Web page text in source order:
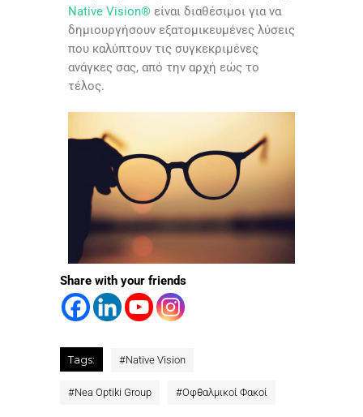
Native Vision® είναι διαθέσιμοι για να
δημιουργήσουν εξατομικευμένες λύσεις
που καλύπτουν τις συγκεκριμένες
ανάγκες σας, από την αρχή εώς το
τέλος.
Share with your friends
Tags: #Native Vision
#Nea Optiki Group #Οφθαλμικοί Φακοί